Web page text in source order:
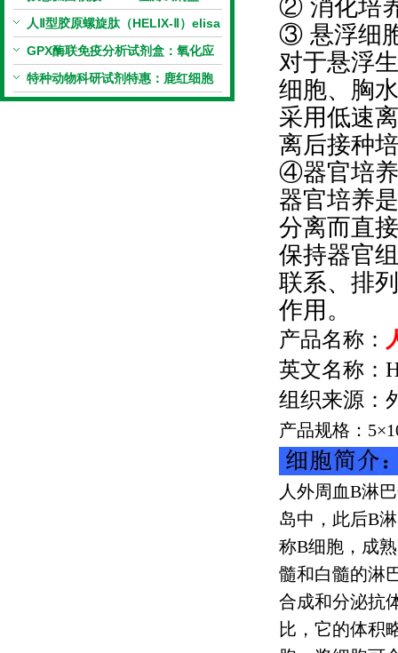
（恒温荧光法）新品上市优惠活动
人Ⅱ型胶原螺旋肽（HELIX-Ⅱ）elisa
试剂盒科研优惠活动开启
GPX酶联免疫分析试剂盒：氧化应
激研究精准检测工具
特种动物科研试剂特惠：鹿红细胞
膜蛋白(EMP)ELISA试剂盒让利活
② 消化培
③ 悬浮细
对于悬浮
细胞、胸
采用低速
离后接种
④器官培养
器官培养
分离而直
保持器官
联系、排
作用。
产品名称：
英文名称：
组织来源：
产品规格： 5×
人外周血B淋
岛中，此后B
称B细胞，成
髓和白髓的淋
合成和分泌抗
比，它的体积